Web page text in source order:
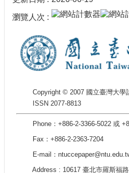
瀏覽人次
Copyright © 2007 國立臺灣大學
ISSN 2077-8813
Phone：+886-2-3366-5022 或
Fax：+886-2-2363-7204
E-mail：
Address : 10617 臺北市羅斯福路